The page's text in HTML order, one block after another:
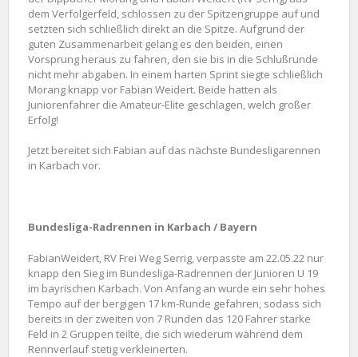
dem Verfolgerfeld, schlossen zu der Spitzengruppe auf und
setzten sich schließlich direkt an die Spitze. Aufgrund der
guten Zusammenarbeit gelang es den beiden, einen
Vorsprung heraus zu fahren, den sie bis in die Schlußrunde
nicht mehr abgaben. In einem harten Sprint siegte schließlich
Morang knapp vor Fabian Weidert. Beide hatten als
Juniorenfahrer die Amateur-Elite geschlagen, welch großer
Erfolg!
Jetzt bereitet sich Fabian auf das nächste Bundesligarennen
in Karbach vor.
Bundesliga-Radrennen in Karbach / Bayern
FabianWeidert, RV Frei Weg Serrig, verpasste am 22.05.22 nur
knapp den Sieg im Bundesliga-Radrennen der Junioren U 19
im bayrischen Karbach. Von Anfang an wurde ein sehr hohes
Tempo auf der bergigen 17 km-Runde gefahren, sodass sich
bereits in der zweiten von 7 Runden das 120 Fahrer starke
Feld in 2 Gruppen teilte, die sich wiederum während dem
Rennverlauf stetig verkleinerten.